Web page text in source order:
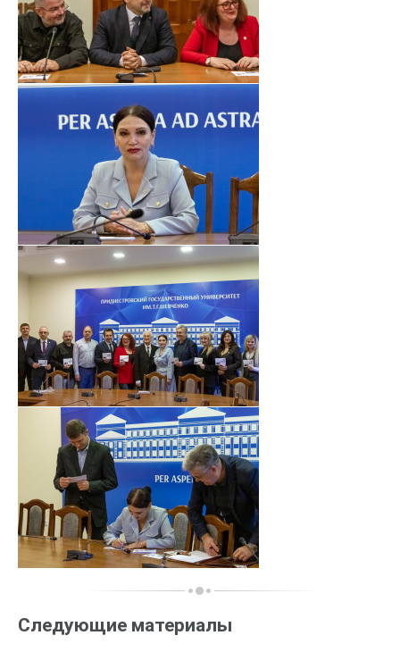
Следующие материалы